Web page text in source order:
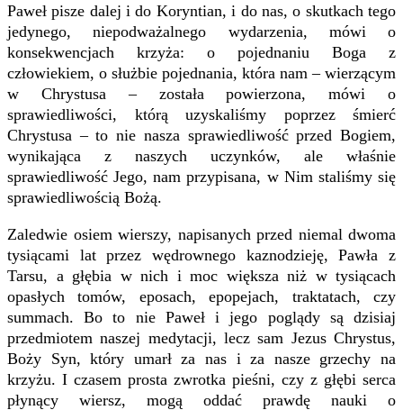
Paweł pisze dalej i do Koryntian, i do nas, o skutkach tego
jedynego, niepodważalnego wydarzenia, mówi o
konsekwencjach krzyża: o pojednaniu Boga z
człowiekiem, o służbie pojednania, która nam – wierzącym
w Chrystusa – została powierzona, mówi o
sprawiedliwości, którą uzyskaliśmy poprzez śmierć
Chrystusa – to nie nasza sprawiedliwość przed Bogiem,
wynikająca z naszych uczynków, ale właśnie
sprawiedliwość Jego, nam przypisana, w Nim staliśmy się
sprawiedliwością Bożą.
Zaledwie osiem wierszy, napisanych przed niemal dwoma
tysiącami lat przez wędrownego kaznodzieję, Pawła z
Tarsu, a głębia w nich i moc większa niż w tysiącach
opasłych tomów, eposach, epopejach, traktatach, czy
summach. Bo to nie Paweł i jego poglądy są dzisiaj
przedmiotem naszej medytacji, lecz sam Jezus Chrystus,
Boży Syn, który umarł za nas i za nasze grzechy na
krzyżu. I czasem prosta zwrotka pieśni, czy z głębi serca
płynący wiersz, mogą oddać prawdę nauki o